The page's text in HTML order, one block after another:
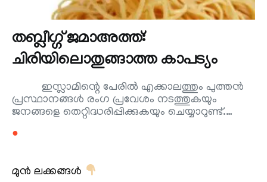
തബ്ലീഗ്ഗ് ജമാഅത്ത്:
ചിരിയിലൊതുങ്ങാത്ത കാപട്യം
ഇസ്ലാമിന്റെ പേരില്‍ എക്കാലത്തും പുത്തന്‍
പ്രസ്ഥാനങ്ങള്‍ രംഗ പ്രവേശം നടത്തുകയും
ജനങ്ങളെ തെറ്റിദ്ധരിപ്പിക്കുകയും ചെയ്യാറുണ്ട്.…
●
മുൻ ലക്കങ്ങൾ